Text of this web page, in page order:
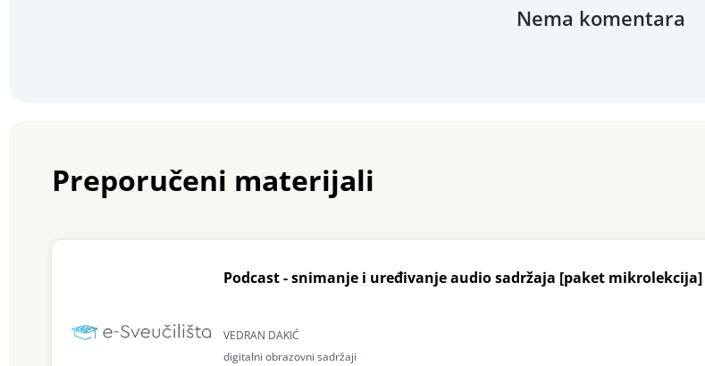
Nema komentara
Preporučeni materijali
Podcast - snimanje i uređivanje audio sadržaja [paket mikrolekcija]
VEDRAN DAKIĆ
digitalni obrazovni sadržaji